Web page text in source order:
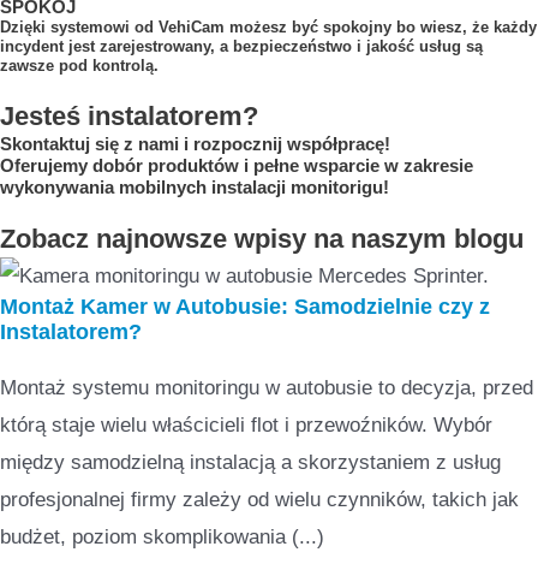
SPOKÓJ
Dzięki systemowi od VehiCam możesz być spokojny bo wiesz, że każdy
incydent jest zarejestrowany, a bezpieczeństwo i jakość usług są
zawsze pod kontrolą.
Jesteś instalatorem?
Skontaktuj się z nami i rozpocznij współpracę!
Oferujemy dobór produktów i pełne wsparcie w zakresie
wykonywania mobilnych instalacji monitorigu!
Zobacz najnowsze wpisy na naszym blogu
Montaż Kamer w Autobusie: Samodzielnie czy z
Instalatorem?
Montaż systemu monitoringu w autobusie to decyzja, przed
którą staje wielu właścicieli flot i przewoźników. Wybór
między samodzielną instalacją a skorzystaniem z usług
profesjonalnej firmy zależy od wielu czynników, takich jak
budżet, poziom skomplikowania (...)